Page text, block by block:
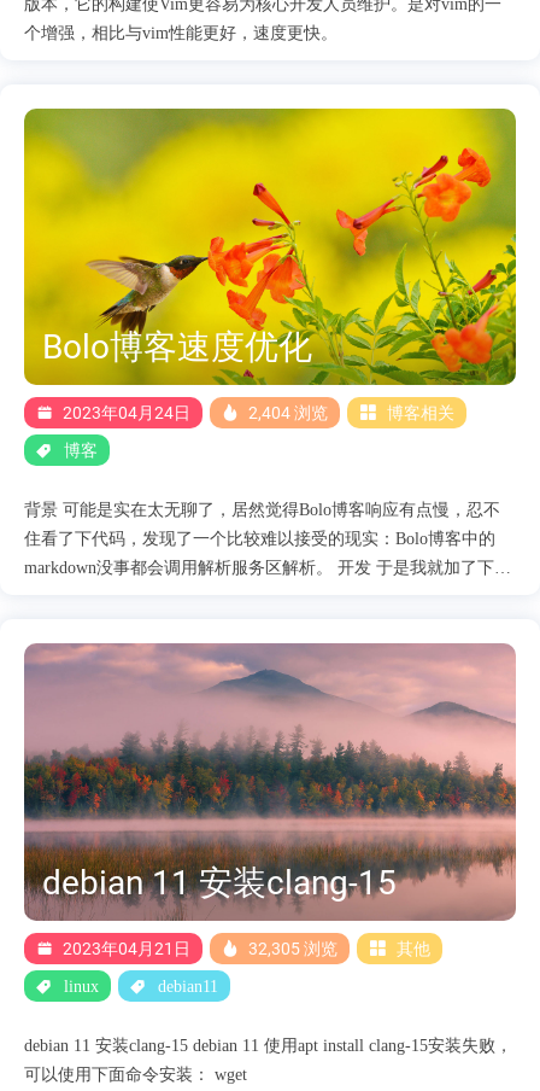
版本，它的构建使Vim更容易为核心开发人员维护。是对vim的一
个增强，相比与vim性能更好，速度更快。
Bolo博客速度优化
2023年04月24日 2,404 浏览 博客相关
博客
背景 可能是实在太无聊了，居然觉得Bolo博客响应有点慢，忍不
住看了下代码，发现了一个比较难以接受的现实：Bolo博客中的
markdown没事都会调用解析服务区解析。 开发 于是我就加了下面
RedisCacheUtils.getCache(cacheKey); if (!StringUtils.isEmpty(cache))
{ return cache; } cache = toHTML(markdownText);
RedisCacheUtils.cacheValue(cacheKey, cache); return cache; } 在别人
调用的时候优先从Redis里面获取了缓存。详细代码如下：
https://github.com/zeekling/bolo-
solo/commit/1f5eb32df14c5181d03fa33c4010e3828fe0353d 其他问题
但是发现以前的老....
debian 11 安装clang-15
2023年04月21日 32,305 浏览 其他
linux debian11
debian 11 安装clang-15 debian 11 使用apt install clang-15安装失败，
可以使用下面命令安装： wget